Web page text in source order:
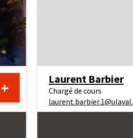
En
savoir
+ Laurent Barbier
Chargé de cours